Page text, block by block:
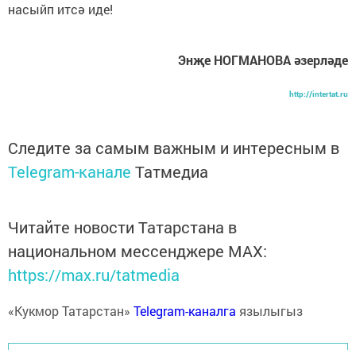
насыйп итсә иде!
Энҗе НОГМАНОВА әзерләде
http://intertat.ru
Следите за самым важным и интересным в
Telegram-канале Татмедиа
Читайте новости Татарстана в
национальном мессенджере MАХ:
https://max.ru/tatmedia
«Кукмор Татарстан» Telegram-каналга язылыгыз